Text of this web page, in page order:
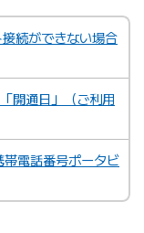
続ができない場合
開通日」（ご利用
電話番号ポータビ